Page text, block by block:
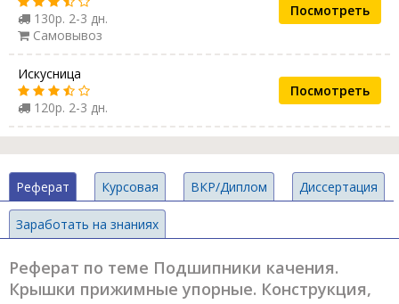
130р. 2-3 дн.
Самовывоз
Посмотреть
Искусница
120р. 2-3 дн.
Посмотреть
Реферат Курсовая ВКР/Диплом Диссертация
Заработать на знаниях
Реферат по теме Подшипники качения.
Крышки прижимные упорные. Конструкция,